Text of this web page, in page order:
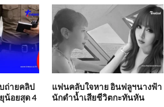
ถ่ายคลิป
น้อยสุด 4
แฟนคลับใจหาย อินฟลูฯนางฟ้า
นักดำน้ำเสียชีวิตกะทันหัน